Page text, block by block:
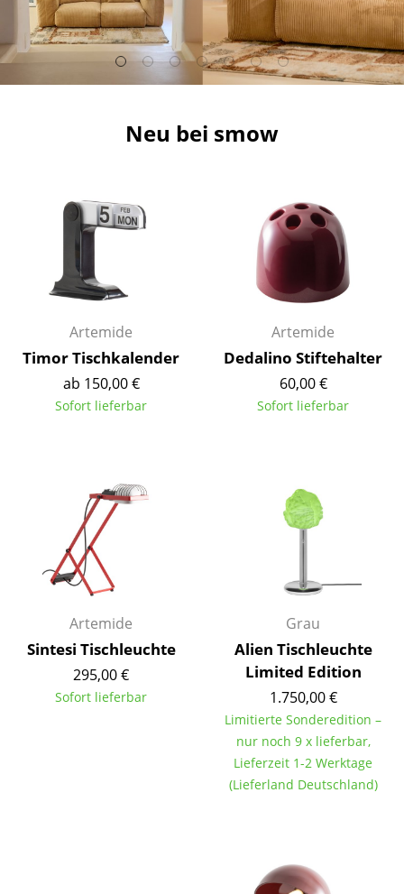
Hocker
Bänke & Liegen
Gartenstühle
Schaukelstühle
Bürodrehstühle
Konferenzstühle
Einzelteile
... alle Sitzmöbel
Beistelltische
Couchtische
Schreibtische
Konferenztische
Stehtische & Stehpulte
Neu bei smow
Artemide
Timor Tischkalender
ab 150,00 €
Sofort lieferbar
Artemide
Dedalino Stiftehalter
60,00 €
Sofort lieferbar
Artemide
Sintesi Tischleuchte
295,00 €
Sofort lieferbar
Grau
Alien Tischleuchte
Limited Edition
1.750,00 €
Limitierte Sonderedition –
nur noch 9 x lieferbar,
Lieferzeit 1-2 Werktage
(Lieferland Deutschland)